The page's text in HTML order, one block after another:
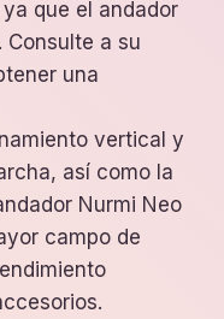
que el andador
a su
una
vertical y
así como la
Nurmi Neo
campo de